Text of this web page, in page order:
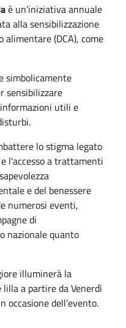
è un'iniziativa annuale
alla sensibilizzazione
(DCA), come
simbolicamente
sensibilizzare
utili e
lo stigma legato
l'accesso a trattamenti
e del benessere
numerosi eventi,
di
nazionale quanto
illuminerà la
a partire da Venerdì
occasione dell’evento.